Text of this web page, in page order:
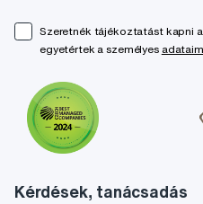
Kérdések, tanácsadás
Szeretnék tájékoztatást kapni
egyetértek a személyes